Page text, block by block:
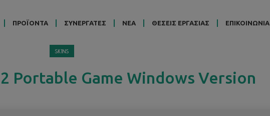
ΠΡΟΪΟΝΤΑ ΣΥΝΕΡΓΑΤΕΣ ΝΕΑ ΘΕΣΕΙΣ ΕΡΓΑΣΙΑΣ ΕΠΙΚΟΙΝΩΝΙΑ
SKINS
Portable Game Windows Version